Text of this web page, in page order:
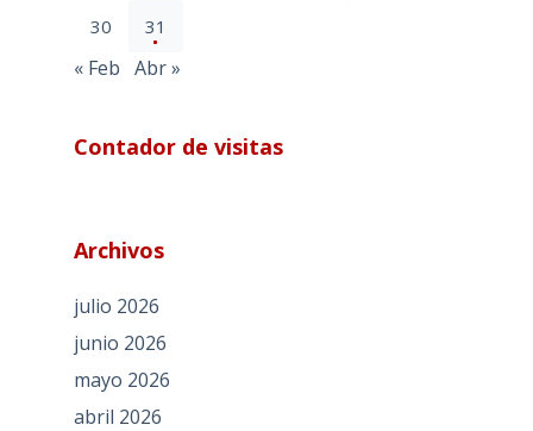
30 31
« Feb Abr »
Contador de visitas
Archivos
julio 2026
junio 2026
mayo 2026
abril 2026